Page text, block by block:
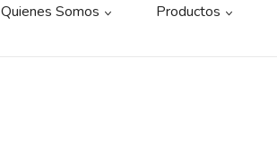
Quienes Somos Productos